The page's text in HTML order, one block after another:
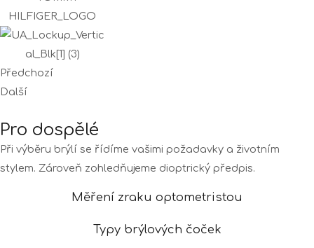
Předchozí
Další
Pro dospělé
Při výběru brýlí se řídíme vašimi požadavky a životním
stylem. Zároveň zohledňujeme dioptrický předpis.
Měření zraku optometristou
Typy brýlových čoček